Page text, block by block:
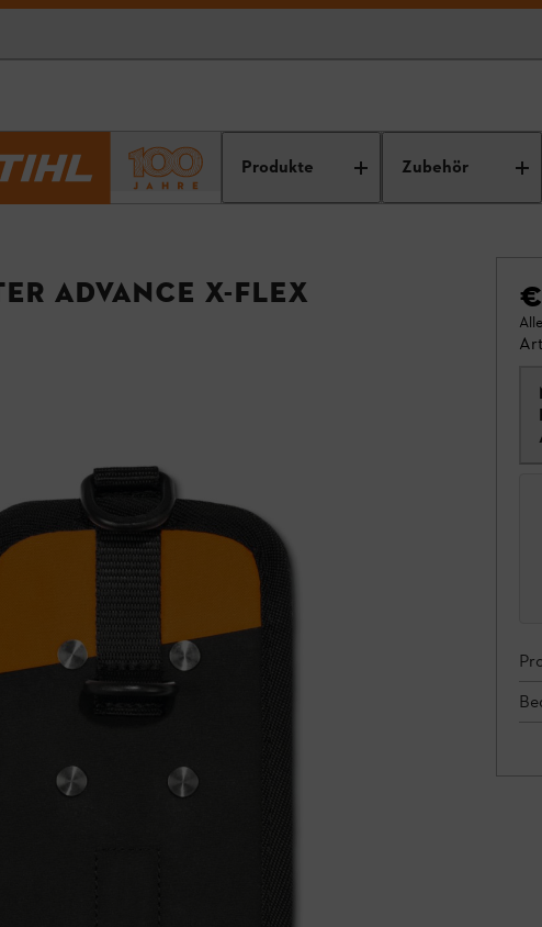
Produkte Zubehör
ADVANCE X-Flex